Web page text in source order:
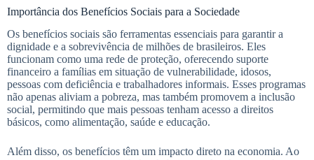
Importância dos Benefícios Sociais para a Sociedade
Os benefícios sociais são ferramentas essenciais para garantir a
dignidade e a sobrevivência de milhões de brasileiros. Eles
funcionam como uma rede de proteção, oferecendo suporte
financeiro a famílias em situação de vulnerabilidade, idosos,
pessoas com deficiência e trabalhadores informais. Esses programas
não apenas aliviam a pobreza, mas também promovem a inclusão
social, permitindo que mais pessoas tenham acesso a direitos
básicos, como alimentação, saúde e educação.
Além disso, os benefícios têm um impacto direto na economia. Ao